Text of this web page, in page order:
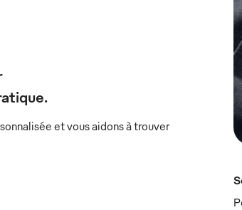
et vous aidons à trouver